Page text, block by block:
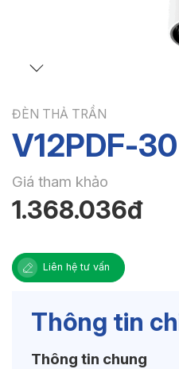
ĐÈN THẢ TRẦN
V12PDF-30
Giá tham khảo
1.368.036đ
Liên hệ tư vấn
Thông tin
Thông tin chung